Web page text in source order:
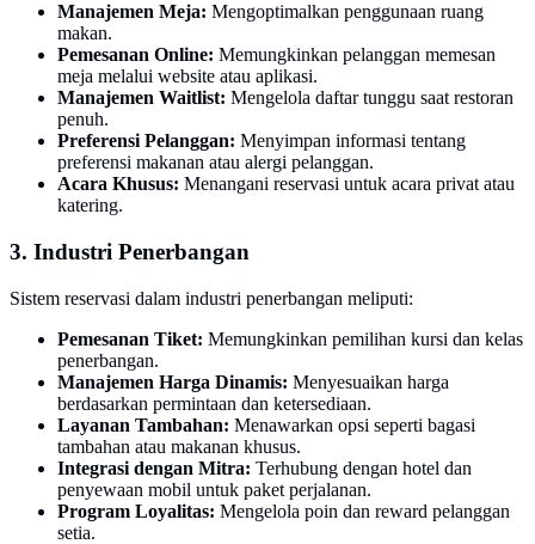
Manajemen Meja: Mengoptimalkan penggunaan ruang
makan.
Pemesanan Online: Memungkinkan pelanggan memesan
meja melalui website atau aplikasi.
Manajemen Waitlist: Mengelola daftar tunggu saat restoran
penuh.
Preferensi Pelanggan: Menyimpan informasi tentang
preferensi makanan atau alergi pelanggan.
Acara Khusus: Menangani reservasi untuk acara privat atau
katering.
3. Industri Penerbangan
Sistem reservasi dalam industri penerbangan meliputi:
Pemesanan Tiket: Memungkinkan pemilihan kursi dan kelas
penerbangan.
Manajemen Harga Dinamis: Menyesuaikan harga
berdasarkan permintaan dan ketersediaan.
Layanan Tambahan: Menawarkan opsi seperti bagasi
tambahan atau makanan khusus.
Integrasi dengan Mitra: Terhubung dengan hotel dan
penyewaan mobil untuk paket perjalanan.
Program Loyalitas: Mengelola poin dan reward pelanggan
setia.